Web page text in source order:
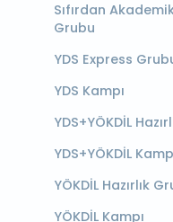
Sıfırdan
Grubu
YDS Express
YDS Kampı
YDS+YÖKDİL
YDS+YÖKDİL
YÖKDİL Hazırlık
YÖKDİL Kampı